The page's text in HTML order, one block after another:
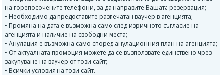
на горепосочените телефони, за да направите Вашата резервация;
• Необходимо да предоставите разпечатан ваучер в агенцията;
• Промяна на дата е възможна само след изричното съгласие на
агенцията и наличие на свободни места;
• Анулация е възможна само според анулационния план на агенцията;
• От актуалната промоция можете да се възползвате единствено чрез
закупуване на ваучер от този сайт;
• Всички условия на този сайт.